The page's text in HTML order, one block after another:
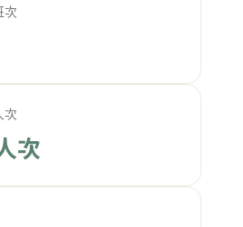
次
次
次